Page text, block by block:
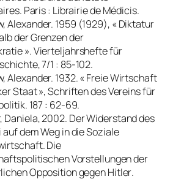
. Paris : Librairie de Médicis.
Alexander. 1959 (1929), « Diktatur
der Grenzen der
».Vierteljahrshefte für
, 7/1 : 85-102.
Alexander. 1932. « Freie Wirtschaft
Staat », Schriften des Vereins für
187 : 62-69.
Daniela, 2002. Der Widerstand des
auf dem Weg in die Soziale
Die
Vorstellungen der
Opposition gegen Hitler.